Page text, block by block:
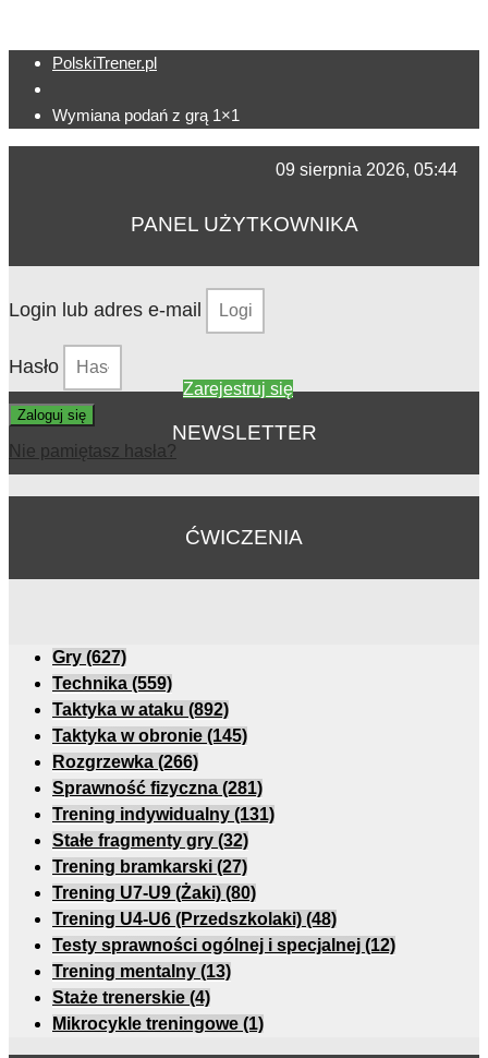
PolskiTrener.pl
Wymiana podań z grą 1×1
09 sierpnia 2026, 05:44
PANEL UŻYTKOWNIKA
Login lub adres e-mail
Hasło
Zaloguj się
Nie pamiętasz hasła?
Zarejestruj się
NEWSLETTER
ĆWICZENIA
Gry (627)
Technika (559)
Taktyka w ataku (892)
Taktyka w obronie (145)
Rozgrzewka (266)
Sprawność fizyczna (281)
Trening indywidualny (131)
Stałe fragmenty gry (32)
Trening bramkarski (27)
Trening U7-U9 (Żaki) (80)
Trening U4-U6 (Przedszkolaki) (48)
Testy sprawności ogólnej i specjalnej (12)
Trening mentalny (13)
Staże trenerskie (4)
Mikrocykle treningowe (1)